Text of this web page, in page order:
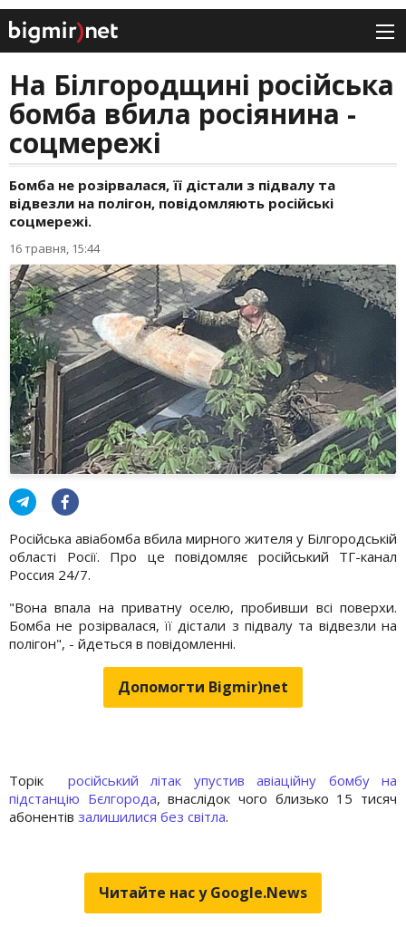
На Білгородщині російська
бомба вбила росіянина -
соцмережі
Бомба не розірвалася, її дістали з підвалу та
відвезли на полігон, повідомляють російські
соцмережі.
16 травня, 15:44
Російська авіабомба вбила мирного жителя у Білгородській
області Росії. Про це повідомляє російський ТГ-канал
Россия 24/7.
"Вона впала на приватну оселю, пробивши всі поверхи.
Бомба не розірвалася, її дістали з підвалу та відвезли на
полігон", - йдеться в повідомленні.
Допомогти Bigmir)net
Торік російський літак упустив авіаційну бомбу на
підстанцію Бєлгорода, внаслідок чого близько 15 тисяч
абонентів залишилися без світла.
Читайте нас у Google.News